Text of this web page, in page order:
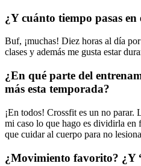
¿Y cuánto tiempo pasas en
Buf, ¡muchas! Diez horas al día
clases y además me gusta estar
¿En qué parte del
más esta temporada?
¡En todos! Crossfit es un no parar.
mi caso lo que hago es dividirla en
que cuidar al cuerpo para no
¿Movimiento favorito? ¿Y